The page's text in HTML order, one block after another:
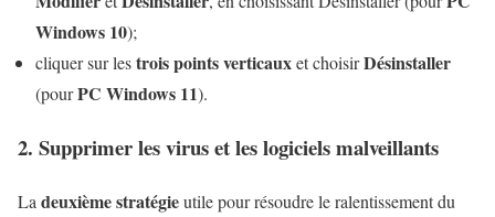
Windows 10);
cliquer sur lestrois points verticauxet choisirDésinstaller
(pourPC Windows 11).
2. Supprimer les virus et les logiciels malveillants
La deuxième stratégieutile pour résoudre le ralentissement du